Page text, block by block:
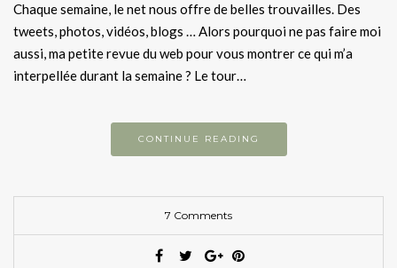
Chaque semaine, le net nous offre de belles trouvailles. Des
tweets, photos, vidéos, blogs … Alors pourquoi ne pas faire moi
aussi, ma petite revue du web pour vous montrer ce qui m’a
interpellée durant la semaine ? Le tour…
CONTINUE READING
7 Comments